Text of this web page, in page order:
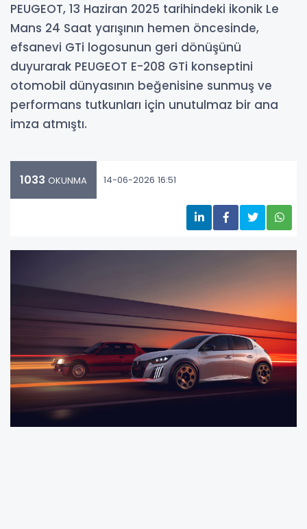
PEUGEOT, 13 Haziran 2025 tarihindeki ikonik Le
Mans 24 Saat yarışının hemen öncesinde,
efsanevi GTi logosunun geri dönüşünü
duyurarak PEUGEOT E-208 GTi konseptini
otomobil dünyasının beğenisine sunmuş ve
performans tutkunları için unutulmaz bir ana
imza atmıştı.
1033 OKUNMA 14-06-2026 16:51